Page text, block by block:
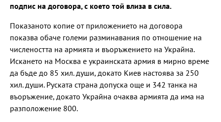
подпис на договора, с което той влиза в сила.
Показаното копие от приложението на договора
показва обаче големи разминавания по отношение на
числеността на армията и въоръжението на Украйна.
Искането на Москва е украинската армия в мирно време
да бъде до 85 хил. души, докато Киев настоява за 250
хил. души. Руската страна допуска още и 342 танка на
въоръжение, докато Украйна очаква армията да има на
разположение 800.